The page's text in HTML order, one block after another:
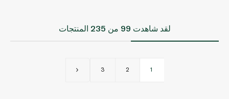
لقد شاهدت 99 من 235 المنتجات
1
2
3